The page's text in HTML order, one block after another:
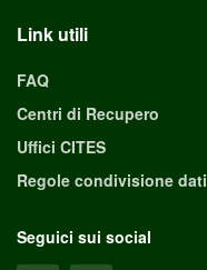
Link utili
FAQ
Centri di Recupero
Uffici CITES
Regole condivisione dati
Seguici sui social